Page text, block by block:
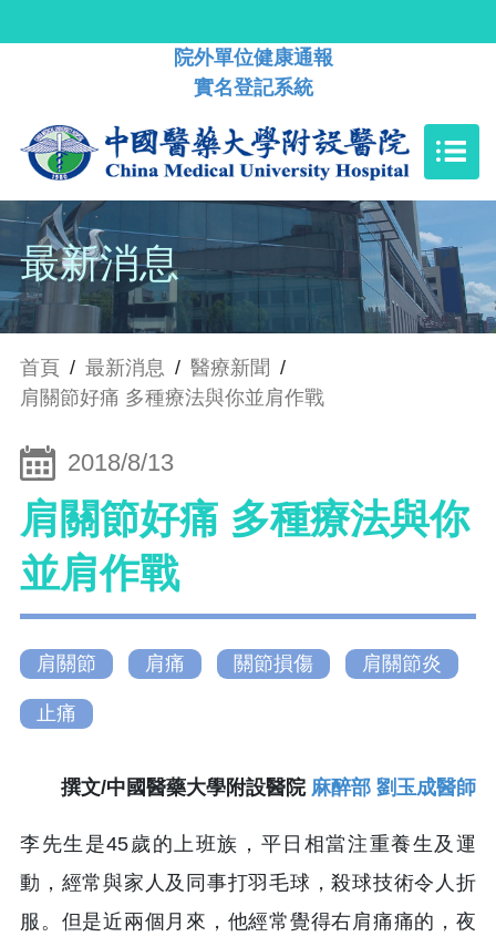
院外單位健康通報
實名登記系統
最新消息
首頁 / 最新消息 / 醫療新聞 /
肩關節好痛 多種療法與你並肩作戰
2018/8/13
肩關節好痛 多種療法與你
並肩作戰
肩關節 肩痛 關節損傷 肩關節炎
止痛
撰文/中國醫藥大學附設醫院 麻醉部 劉玉成醫師
李先生是45歲的上班族，平日相當注重養生及運
動，經常與家人及同事打羽毛球，殺球技術令人折
服。但是近兩個月來，他經常覺得右肩痛痛的，夜